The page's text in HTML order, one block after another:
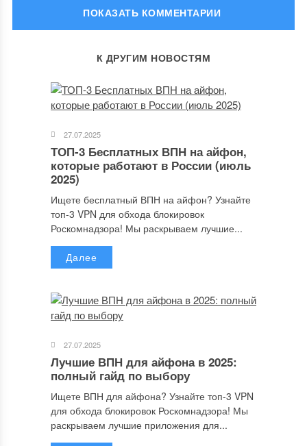
ОСТАВИТЬ КОММЕНТАРИЙ
Ваш адрес email не будет опубликован.
помечены*
К ДРУГИМ НОВОСТЯМ
27.07.2025
ТОП-3 Бесплатных ВПН на айфон,
которые работают в России (июль
2025)
Ищете бесплатный ВПН на айфон? Узнайте
топ-3 VPN для обхода блокировок
Роскомнадзора! Мы раскрываем лучшие...
Далее
27.07.2025
Лучшие ВПН для айфона в 2025:
полный гайд по выбору
Ищете ВПН для айфона? Узнайте топ-3 VPN
для обхода блокировок Роскомнадзора! Мы
раскрываем лучшие приложения для...